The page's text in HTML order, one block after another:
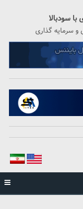
سودبالا
سرمایه گذاری